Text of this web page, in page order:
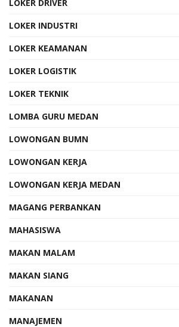
LOKER DRIVER
LOKER INDUSTRI
LOKER KEAMANAN
LOKER LOGISTIK
LOKER TEKNIK
LOMBA GURU MEDAN
LOWONGAN BUMN
LOWONGAN KERJA
LOWONGAN KERJA MEDAN
MAGANG PERBANKAN
MAHASISWA
MAKAN MALAM
MAKAN SIANG
MAKANAN
MANAJEMEN